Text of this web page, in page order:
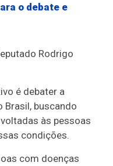
o debate e
Rodrigo
é debater a
Brasil, buscando
às pessoas
condições.
com doenças